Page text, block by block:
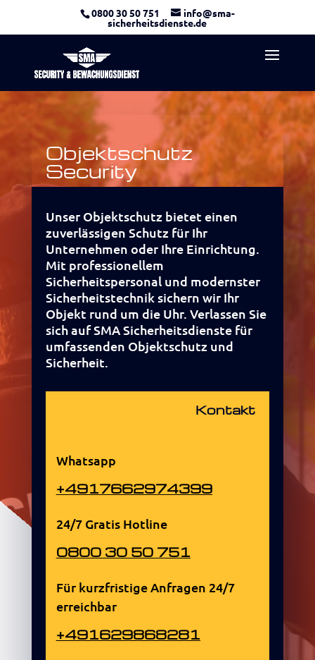
0800 30 50 751 info@sma-
sicherheitsdienste.de
Objektschutz
Security
Unser Objektschutz bietet einen
zuverlässigen Schutz für Ihr
Unternehmen oder Ihre Einrichtung.
Mit professionellem
Sicherheitspersonal und modernster
Sicherheitstechnik sichern wir Ihr
Objekt rund um die Uhr. Verlassen Sie
sich auf SMA Sicherheitsdienste für
umfassenden Objektschutz und
Sicherheit.
Kontakt
Whatsapp
+4917662974399
24/7 Gratis Hotline
0800 30 50 751
Für kurzfristige Anfragen 24/7
erreichbar
+491629868281